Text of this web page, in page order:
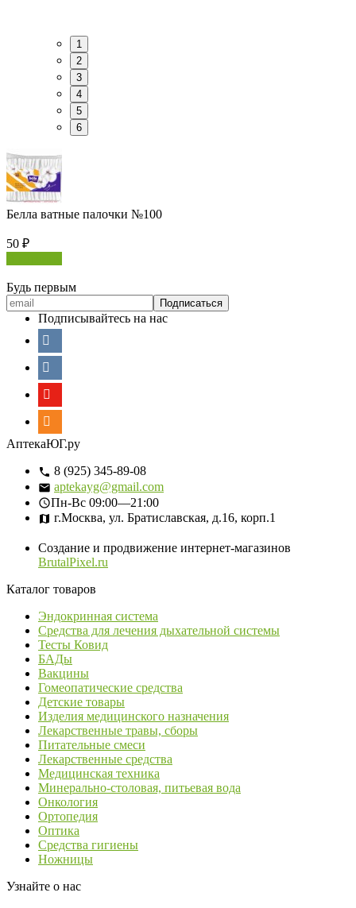
1
2
3
4
5
6
Белла ватные палочки №100
50 ₽
Будь первым
Подписывайтесь на нас
АптекаЮГ.ру
8 (925) 345-89-08
aptekayg@gmail.com
Пн-Вс 09:00—21:00
г.Москва, ул. Братиславская, д.16, корп.1
Создание и продвижение интернет-магазинов
BrutalPixel.ru
Каталог товаров
Эндокринная система
Средства для лечения дыхательной системы
Тесты Ковид
БАДы
Вакцины
Гомеопатические средства
Детские товары
Изделия медицинского назначения
Лекарственные травы, сборы
Питательные смеси
Лекарственные средства
Медицинская техника
Минерально-столовая, питьевая вода
Онкология
Ортопедия
Оптика
Средства гигиены
Ножницы
Узнайте о нас